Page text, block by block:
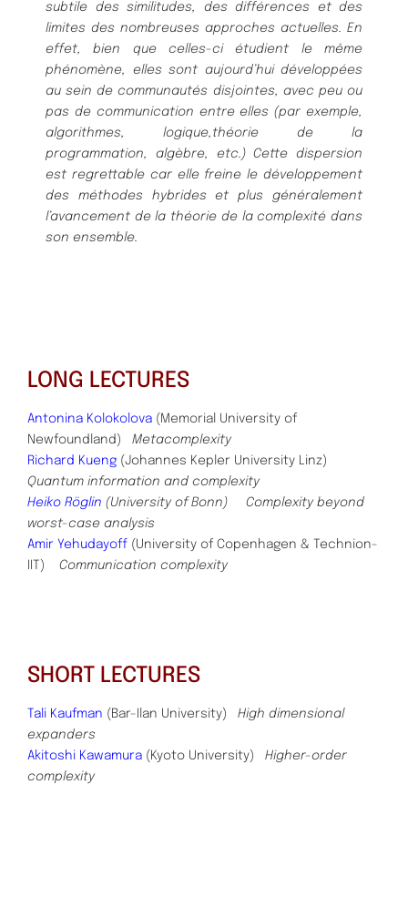
subtile des similitudes, des différences et des
limites des nombreuses approches actuelles. En
effet, bien que celles-ci étudient le même
phénomène, elles sont aujourd’hui développées
au sein de communautés disjointes, avec peu ou
pas de communication entre elles (par exemple,
algorithmes, logique,théorie de la
programmation, algèbre, etc.) Cette dispersion
est regrettable car elle freine le développement
des méthodes hybrides et plus généralement
l’avancement de la théorie de la complexité dans
son ensemble.
LONG LECTURES
Antonina Kolokolova (Memorial University of
Newfoundland) Metacomplexity
Richard Kueng (Johannes Kepler University Linz)
Quantum information and complexity
Heiko Röglin (University of Bonn) Complexity beyond
worst-case analysis
Amir Yehudayoff (University of Copenhagen & Technion-
IIT) Communication complexity
SHORT LECTURES
Tali Kaufman (Bar-Ilan University) High dimensional
expanders
Akitoshi Kawamura (Kyoto University) Higher-order
complexity